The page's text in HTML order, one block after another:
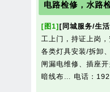
电路检修，水路
[图1][同城服务/生
工上门，持证上岗
各类灯具安装/拆卸
闸漏电维修、插座开
暗线布… 电话：